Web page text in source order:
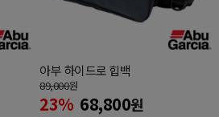
아부 하이드로 힙백
89,000원
23% 68,800원